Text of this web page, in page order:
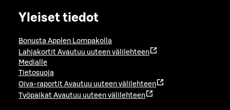
Yleiset tiedot
Bonusta Applen Lompakolla
Lahjakortit Avautuu uuteen välilehteen
Medialle
Tietosuoja
Oiva-raportit Avautuu uuteen välilehteen
Työpaikat Avautuu uuteen välilehteen